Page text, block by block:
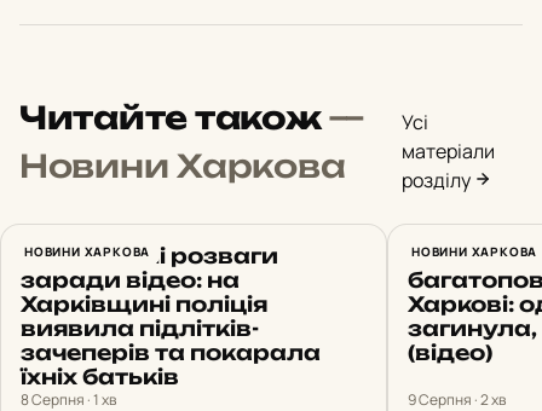
Читайте також—
Новини Харкова
Усі
матеріали
розділу
НОВИНИ ХАРКОВА
Небезпечні розваги
заради відео: на
Харківщині поліція
виявила підлітків-
зачеперів та покарала
їхніх батьків
8 Серпня · 1 хв
НОВИНИ ХАРКОВА
Росіяни
Харкові:
(відео)
9 Серпня · 2 хв